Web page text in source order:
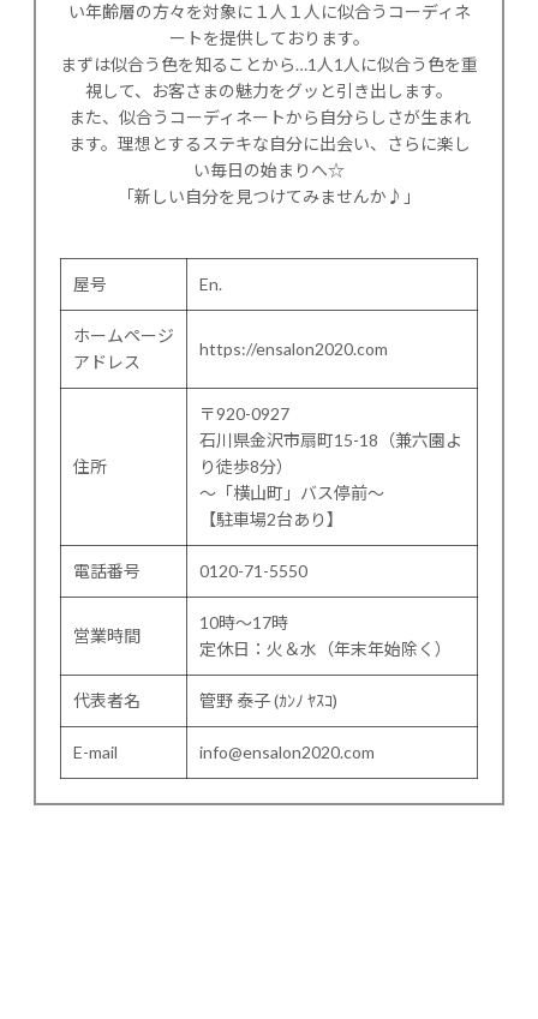
い年齢層の方々を対象に１人１人に似合うコーディネ
ートを提供しております。
まずは似合う色を知ることから…1人1人に似合う色を重
視して、お客さまの魅力をグッと引き出します。
また、似合うコーディネートから自分らしさが生まれ
ます。理想とするステキな自分に出会い、さらに楽し
い毎日の始まりへ☆
「新しい自分を見つけてみませんか♪」
屋号 En.
ホームページ
アドレス
https://ensalon2020.com
住所
〒920-0927
石川県金沢市扇町15-18（兼六園よ
り徒歩8分）
〜「横山町」バス停前〜
【駐車場2台あり】
電話番号 0120-71-5550
営業時間
10時～17時
定休日：火＆水（年末年始除く）
代表者名 管野 泰子 (ｶﾝﾉ ﾔｽｺ)
E-mail info@ensalon2020.com